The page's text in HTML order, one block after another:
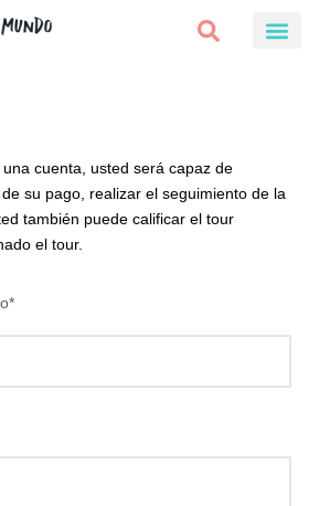
cuenta, usted será capaz de
su pago, realizar el seguimiento de la
también puede calificar el tour
el tour.
*